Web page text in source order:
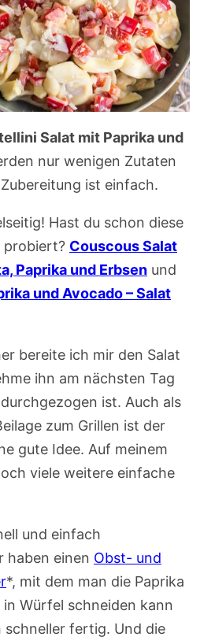
Salat mit Paprika und
nur wenigen Zutaten
ist einfach.
Hast du schon diese
probiert? Couscous Salat
Paprika und Erbsen und
und Avocado – Salat
bereite ich mir den Salat
ihn am nächsten Tag
ist. Auch als
zum Grillen ist der
gute Idee. Auf meinem
viele weitere einfache
und einfach
haben einen Obst- und
*, mit dem man die Paprika
Würfel schneiden kann
schneller fertig. Und die